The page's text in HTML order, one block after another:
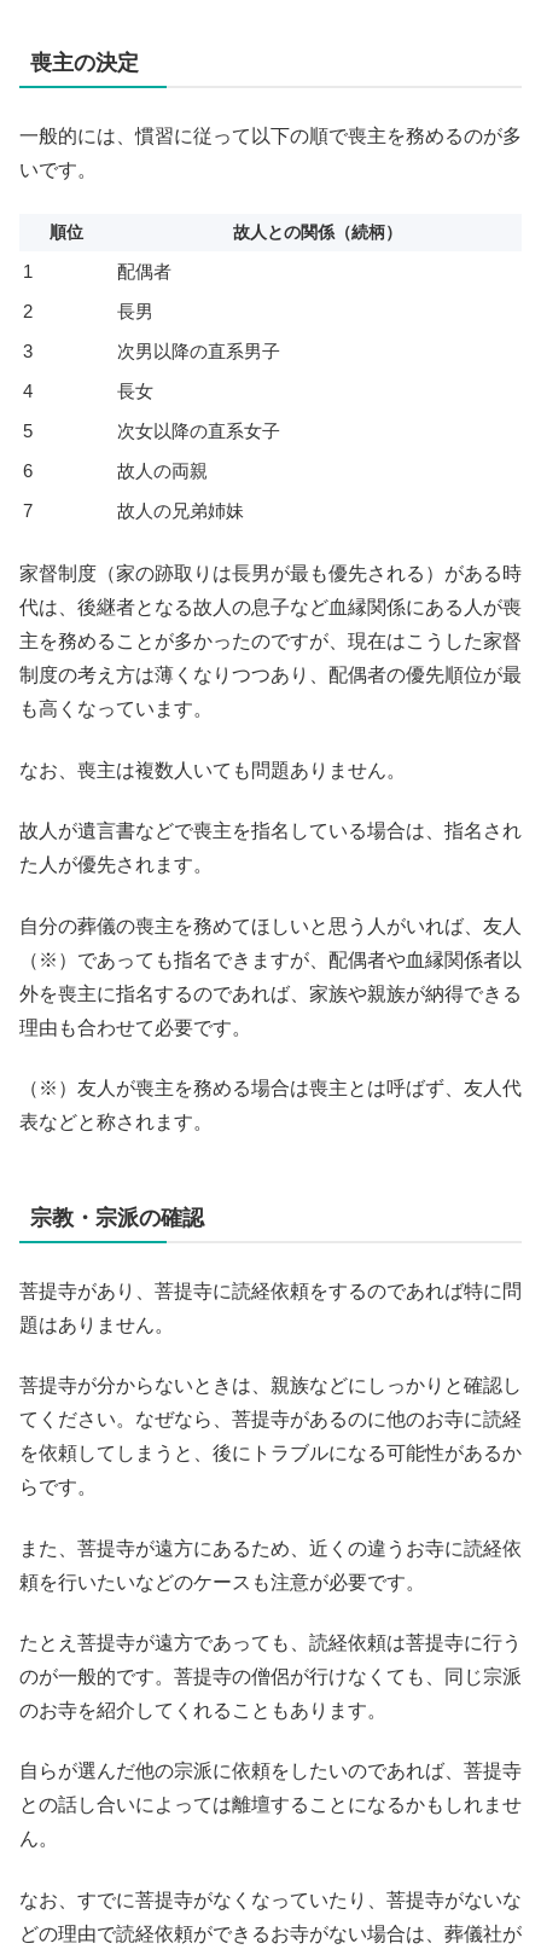
喪主の決定
一般的には、慣習に従って以下の順で喪主を務めるのが多
いです。
順位 故人との関係（続柄）
1
配偶者
2
長男
3
次男以降の直系男子
4
長女
5
次女以降の直系女子
6
故人の両親
7
故人の兄弟姉妹
家督制度（家の跡取りは長男が最も優先される）がある時
代は、後継者となる故人の息子など血縁関係にある人が喪
主を務めることが多かったのですが、現在はこうした家督
制度の考え方は薄くなりつつあり、配偶者の優先順位が最
も高くなっています。
なお、喪主は複数人いても問題ありません。
故人が遺言書などで喪主を指名している場合は、指名され
た人が優先されます。
自分の葬儀の喪主を務めてほしいと思う人がいれば、友人
（※）であっても指名できますが、配偶者や血縁関係者以
外を喪主に指名するのであれば、家族や親族が納得できる
理由も合わせて必要です。
（※）友人が喪主を務める場合は喪主とは呼ばず、友人代
表などと称されます。
宗教・宗派の確認
菩提寺があり、菩提寺に読経依頼をするのであれば特に問
題はありません。
菩提寺が分からないときは、親族などにしっかりと確認し
てください。なぜなら、菩提寺があるのに他のお寺に読経
を依頼してしまうと、後にトラブルになる可能性があるか
らです。
また、菩提寺が遠方にあるため、近くの違うお寺に読経依
頼を行いたいなどのケースも注意が必要です。
たとえ菩提寺が遠方であっても、読経依頼は菩提寺に行う
のが一般的です。菩提寺の僧侶が行けなくても、同じ宗派
のお寺を紹介してくれることもあります。
自らが選んだ他の宗派に依頼をしたいのであれば、菩提寺
との話し合いによっては離壇することになるかもしれませ
ん。
なお、すでに菩提寺がなくなっていたり、菩提寺がないな
どの理由で読経依頼ができるお寺がない場合は、葬儀社が